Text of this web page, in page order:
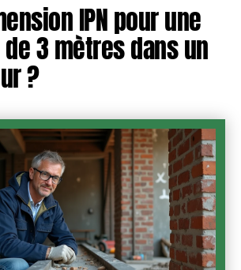
IPN pour une
3 mètres dans un
?